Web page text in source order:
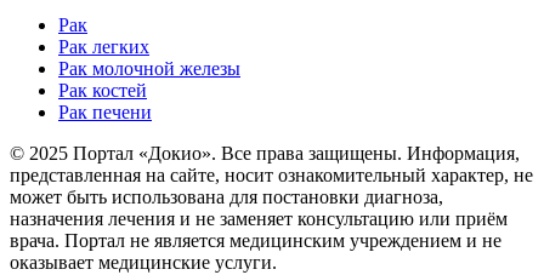
Рак
Рак легких
Рак молочной железы
Рак костей
Рак печени
© 2025 Портал «Докио». Все права защищены. Информация,
представленная на сайте, носит ознакомительный характер, не
может быть использована для постановки диагноза,
назначения лечения и не заменяет консультацию или приём
врача. Портал не является медицинским учреждением и не
оказывает медицинские услуги.